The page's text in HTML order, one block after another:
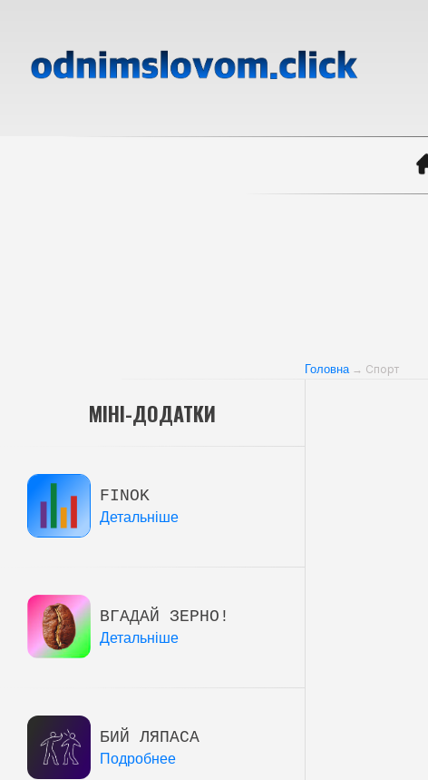
Головна→ Спорт
МІНІ-ДОДАТКИ
FINOK
Детальніше
ВГАДАЙ ЗЕРНО!
Детальніше
БИЙ ЛЯПАСА
Подробнее